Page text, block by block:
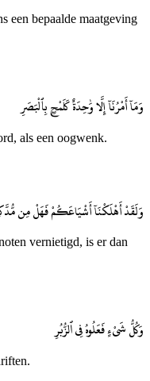
een bepaalde maatgeving
وَمَآ أَمْرُنَآ إِلَّا وَٰحِدَةٌ كَلَمْحٍۭ بِٱلْبَصَرِ
als een oogwenk.
وَلَقَدْ أَهْلَكْنَآ أَشْيَاعَكُمْ فَهَلْ مِن
vernietigd, is er dan
وَكُلُّ شَىْءٍ فَعَلُوهُ فِى ٱلزُّبُرِ